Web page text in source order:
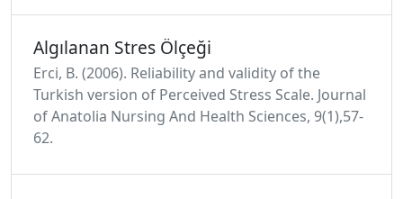
Algılanan Stres Ölçeği
Erci, B. (2006). Reliability and validity of the
Turkish version of Perceived Stress Scale. Journal
of Anatolia Nursing And Health Sciences, 9(1),57-
62.